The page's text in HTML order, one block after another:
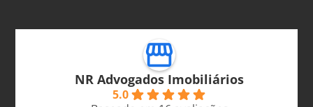
NR Advogados Imobiliários
5.0